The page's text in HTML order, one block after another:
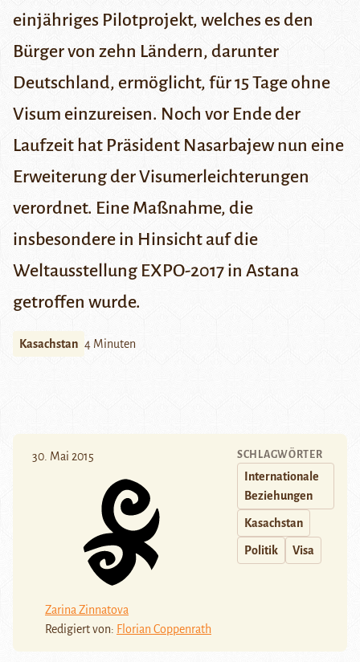
einjähriges Pilotprojekt, welches es den
Bürger von zehn Ländern, darunter
Deutschland, ermöglicht, für 15 Tage ohne
Visum einzureisen. Noch vor Ende der
Laufzeit hat Präsident Nasarbajew nun eine
Erweiterung der Visumerleichterungen
verordnet. Eine Maßnahme, die
insbesondere in Hinsicht auf die
Weltausstellung EXPO-2017 in Astana
getroffen wurde.
Kasachstan 4 Minuten
30. Mai 2015
Zarina Zinnatova
Redigiert von: Florian Coppenrath
SCHLAGWÖRTER
Internationale
Beziehungen
Kasachstan
Politik Visa